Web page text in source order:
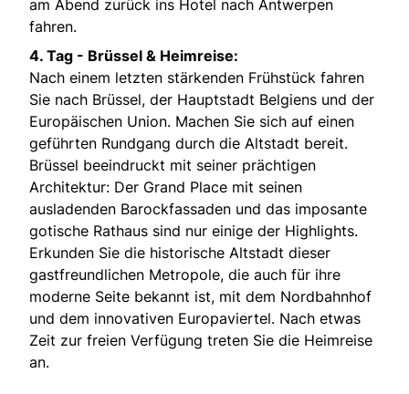
am Abend zurück ins Hotel nach Antwerpen
fahren.
4. Tag - Brüssel & Heimreise:
Nach einem letzten stärkenden Frühstück fahren
Sie nach Brüssel, der Hauptstadt Belgiens und der
Europäischen Union. Machen Sie sich auf einen
geführten Rundgang durch die Altstadt bereit.
Brüssel beeindruckt mit seiner prächtigen
Architektur: Der Grand Place mit seinen
ausladenden Barockfassaden und das imposante
gotische Rathaus sind nur einige der Highlights.
Erkunden Sie die historische Altstadt dieser
gastfreundlichen Metropole, die auch für ihre
moderne Seite bekannt ist, mit dem Nordbahnhof
und dem innovativen Europaviertel. Nach etwas
Zeit zur freien Verfügung treten Sie die Heimreise
an.